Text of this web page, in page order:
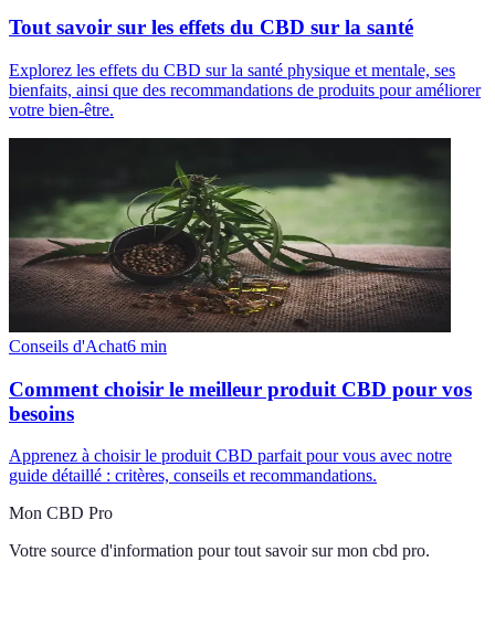
Tout savoir sur les effets du CBD sur la santé
Explorez les effets du CBD sur la santé physique et mentale, ses
bienfaits, ainsi que des recommandations de produits pour améliorer
votre bien-être.
Conseils d'Achat6 min
Comment choisir le meilleur produit CBD pour vos
besoins
Apprenez à choisir le produit CBD parfait pour vous avec notre
guide détaillé : critères, conseils et recommandations.
Mon CBD Pro
Votre source d'information pour tout savoir sur mon cbd pro.